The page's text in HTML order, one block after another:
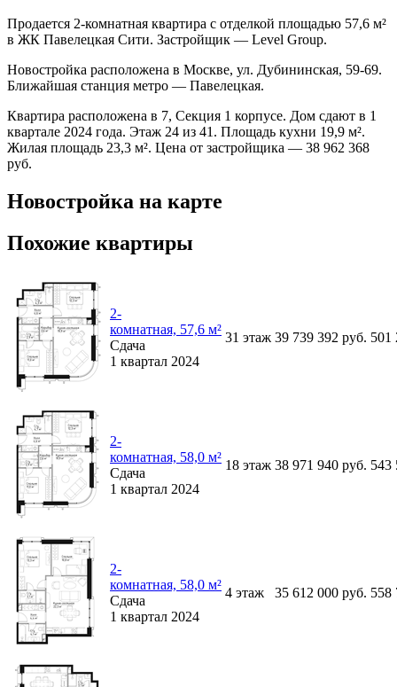
Продается 2-комнатная квартира с отделкой площадью 57,6 м²
в ЖК Павелецкая Сити. Застройщик — Level Group.
Новостройка расположена в Москве, ул. Дубининская, 59-69.
Ближайшая станция метро — Павелецкая.
Квартира расположена в 7, Секция 1 корпусе. Дом сдают в 1
квартале 2024 года. Этаж 24 из 41. Площадь кухни 19,9 м².
Жилая площадь 23,3 м². Цена от застройщика — 38 962 368
руб.
Новостройка на карте
Похожие квартиры
2-
комнатная, 57,6 м²
Сдача
1 квартал 2024
31 этаж 39 739 392 руб. 501
2-
комнатная, 58,0 м²
Сдача
1 квартал 2024
18 этаж 38 971 940 руб. 543
2-
комнатная, 58,0 м²
Сдача
1 квартал 2024
4 этаж 35 612 000 руб. 558